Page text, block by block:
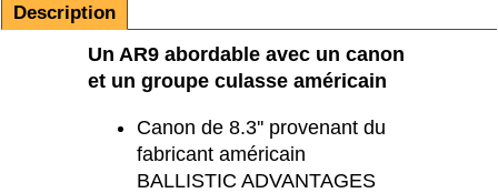
Description
Un AR9 abordable avec un canon
et un groupe culasse américain
Canon de 8.3'' provenant du
fabricant américain
BALLISTIC ADVANTAGES